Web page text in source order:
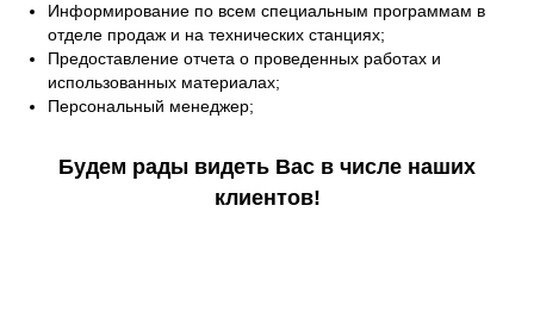
Информирование по всем специальным программам в
отделе продаж и на технических станциях;
Предоставление отчета о проведенных работах и
использованных материалах;
Персональный менеджер;
Будем рады видеть Вас в числе наших
клиентов!